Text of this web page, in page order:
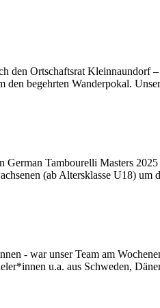
den Ortschaftsrat Kleinnaundorf
den begehrten Wanderpokal.
German Tambourelli Masters
(ab Altersklasse U18)
- war unser Team am
u.a. aus Schweden,